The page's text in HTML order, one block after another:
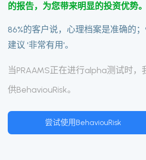
的报告，为您带来明显的投资优势。
86%的客户说，心理档案是准确的
建议 '非常有用'。
当PRAAMS正在进行alpha测试时，
供BehaviouRisk。
尝试使用BehaviouRisk